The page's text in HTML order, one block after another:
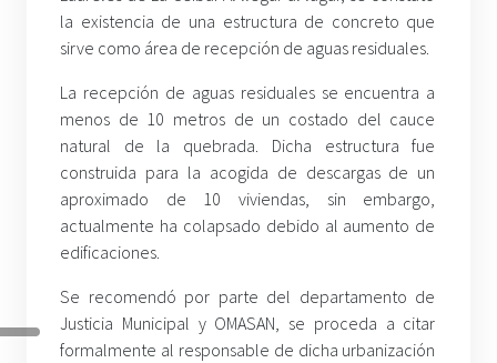
la existencia de una estructura de concreto que
sirve como área de recepción de aguas residuales.
La recepción de aguas residuales se encuentra a
menos de 10 metros de un costado del cauce
natural de la quebrada. Dicha estructura fue
construida para la acogida de descargas de un
aproximado de 10 viviendas, sin embargo,
actualmente ha colapsado debido al aumento de
edificaciones.
Se recomendó por parte del departamento de
Justicia Municipal y OMASAN, se proceda a citar
formalmente al responsable de dicha urbanización